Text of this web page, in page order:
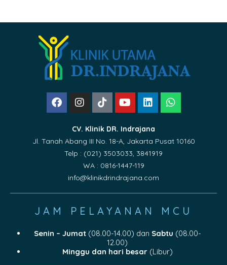
CV. Klinik DR. Indrajana
Jl. Tanah Abang III No. 18-A, Jakarta Pusat 10160
Telp : (021) 3503033, 3841919
WA : 0816-1447-119
info@klinikdrindrajana.com
JAM PELAYANAN MCU
Senin – Jumat(08.00-14.00) dan Sabtu (08.00-
12.00)
Minggu dan hari besar(Libur)